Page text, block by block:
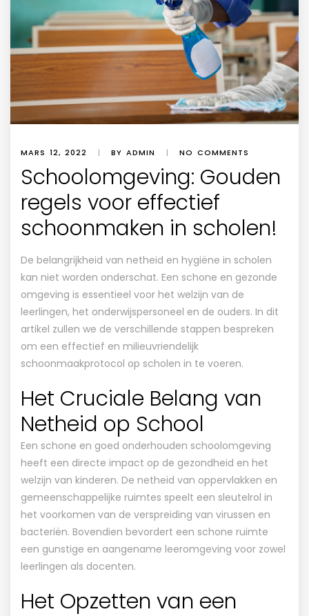
MARS 12, 2022 | BY ADMIN | NO COMMENTS
Schoolomgeving: Gouden
regels voor effectief
schoonmaken in scholen!
De belangrijkheid van netheid en hygiëne in scholen
kan niet worden onderschat. Een schone en gezonde
omgeving is essentieel voor het welzijn van de
leerlingen, het onderwijspersoneel en de ouders. In dit
artikel zullen we de verschillende stappen bespreken
om een effectief en milieuvriendelijk
schoonmaakprotocol op scholen in te voeren.
Het Cruciale Belang van
Netheid op School
Een schone en goed onderhouden schoolomgeving
heeft een directe impact op de gezondheid en het
welzijn van kinderen. De netheid van oppervlakken en
gemeenschappelijke ruimtes speelt een sleutelrol in
het voorkomen van de verspreiding van virussen en
bacteriën. Bovendien bevordert een schone ruimte
een gunstige en aangename leeromgeving voor zowel
leerlingen als docenten.
Het Opzetten van een